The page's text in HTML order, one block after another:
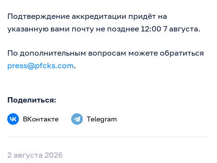
Подтверждение аккредитации придёт на
указанную вами почту не позднее 12:00 7 августа.
По дополнительным вопросам можете обратиться
press@pfcks.com.
Поделиться:
ВКонтакте Telegram
2 августа 2026